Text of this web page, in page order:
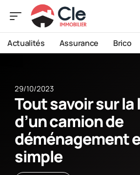
Actualités Assurance Brico
29/10/2023
Tout savoir sur
d’un camion de
déménagement
simple